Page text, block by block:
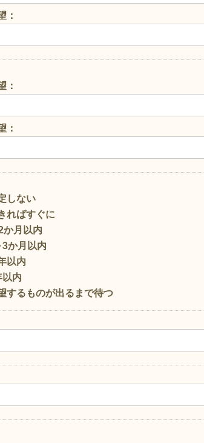
：
：
：
しない
ればすぐに
か月以内
3か月以内
以内
以内
するものが出るまで待つ